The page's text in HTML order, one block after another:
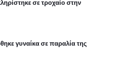
σε τροχαίο στην
γυναίκα σε παραλία της